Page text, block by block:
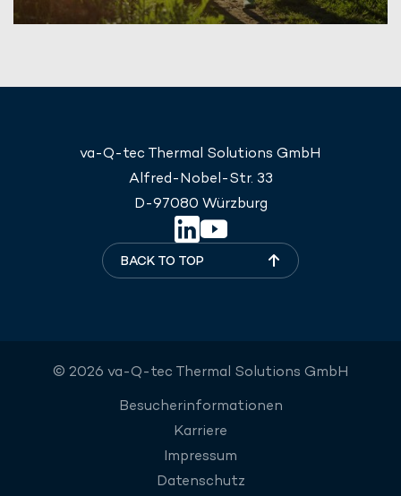
va-Q-tec Thermal Solutions GmbH
Alfred-Nobel-Str. 33
D-97080 Würzburg
BACK TO TOP
© 2026 va-Q-tec Thermal Solutions GmbH
Besucherinformationen
Karriere
Impressum
Datenschutz